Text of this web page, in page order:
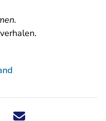
dit nieuwsbericht via X -
Deel dit nieuwsbericht via
Deel dit nieuwsbericht
Deel dit